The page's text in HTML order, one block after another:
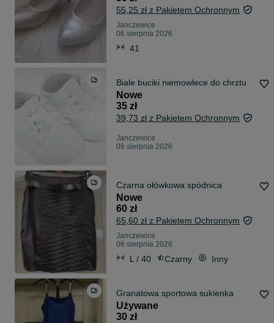
55,25 zł z Pakietem Ochronnym
Janczewice
06 sierpnia 2026
41
Biale buciki niemowlece do chrztu
Nowe
35 zł
39,73 zł z Pakietem Ochronnym
Janczewice
06 sierpnia 2026
Czarna ołówkowa spódnica
Nowe
60 zł
65,60 zł z Pakietem Ochronnym
Janczewice
06 sierpnia 2026
L / 40 Czarny Inny
Granatowa sportowa sukienka
Używane
30 zł